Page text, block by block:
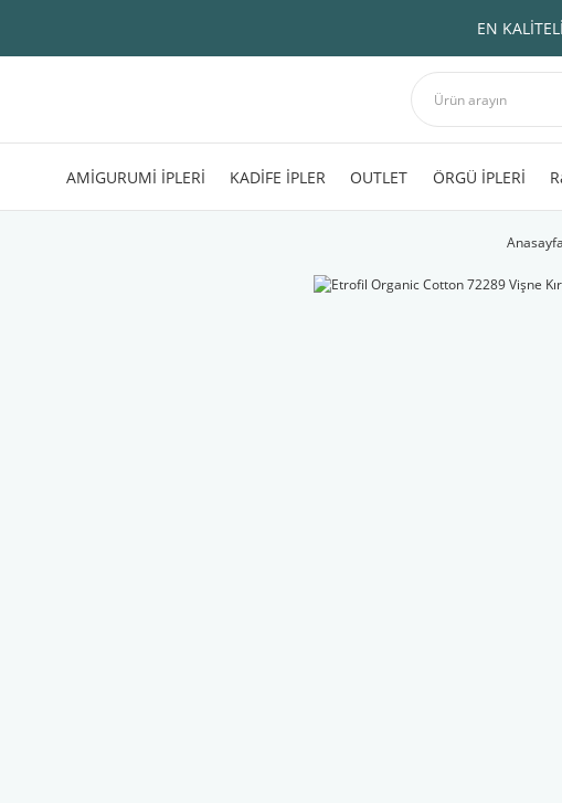
EN
AMİGURUMİ İPLERİ KADİFE İPLER OUTLET ÖRGÜ İPLERİ
Anasayfa